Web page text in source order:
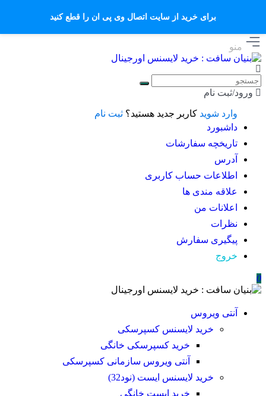
برای خرید از سایت اتصال وی پی ان را قطع کنید
منو
ورود/ثبت نام
وارد شوید کاربر جدید هستید؟ ثبت نام
داشبورد
تاریخچه سفارشات
آدرس
اطلاعات حساب كاربری
علاقه مندی ها
اعلانات من
نظرات
پیگیری سفارش
خروج
0
آنتی ویروس
خرید لایسنس کسپرسکی
خرید کسپرسکی خانگی
آنتی ویروس سازمانی کسپرسکی
خرید لایسنس ایست (نود32)
خرید ایست خانگی